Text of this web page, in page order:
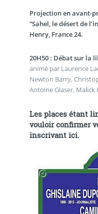
Projection en avant-
“Sahel, le désert de
Henry, France 24.
20H50 : Débat sur la
animé par Laurence
Newton Barry,
Antoine Glaser,
Les places étant
vouloirconfirmer
inscrivant ici.